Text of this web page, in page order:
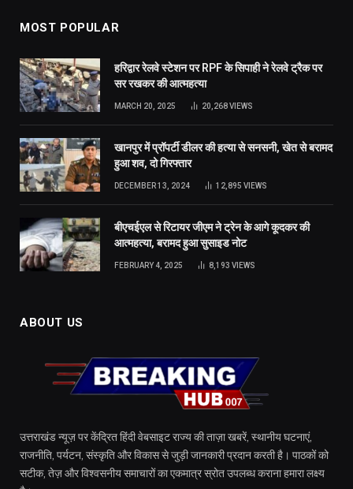
MOST POPULAR
हरिद्वार रेलवे स्टेशन पर RPF के सिपाही ने रेलवे ट्रैक पर
सर रखकर की आत्महत्या
MARCH 20, 2025 20,268VIEWS
खानपुर में प्रॉपर्टी डीलर की हत्या से सनसनी, खेत से बरामद
हुआ शव, दो गिरफ्तार
DECEMBER 13, 2024 12,895 VIEWS
बीएचईएल से रिटायर जीएम ने ट्रेन के आगे कूदकर की
आत्महत्या, बरामद हुआ सुसाइड नोट
FEBRUARY 4, 2025 8,193 VIEWS
ABOUT US
उत्तराखंड न्यूज़ पर केंद्रित हिंदी वेबसाइट राज्य की ताज़ा खबरें, स्थानीय घटनाएं,
राजनीति, पर्यटन, संस्कृति और विकास से जुड़ी जानकारी प्रदान करती है। पाठकों को
सटीक, तेज़ और विश्वसनीय समाचारों का एकमात्र स्रोत उपलब्ध कराना हमारा लक्ष्य